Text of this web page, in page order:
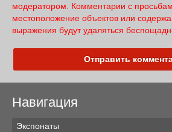
модератором. Комментарии с
местоположение объектов или
выражения будут удаляться
Отправить
Навигация
Экспонаты